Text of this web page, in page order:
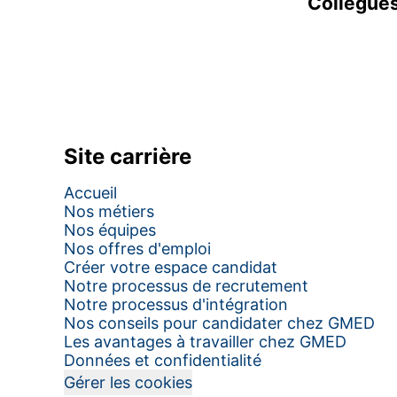
Site carrière
Accueil
Nos métiers
Nos équipes
Nos offres d'emploi
Créer votre espace candidat
Notre processus de recrutement
Notre processus d'intégration
Nos conseils pour candidater chez GMED
Les avantages à travailler chez GMED
Données et confidentialité
Gérer les cookies